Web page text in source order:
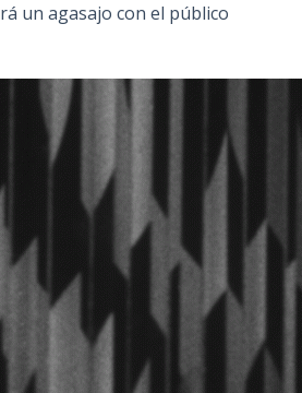
un agasajo con el público